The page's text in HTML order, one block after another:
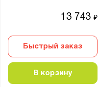
13 743₽
Быстрый заказ
В корзину